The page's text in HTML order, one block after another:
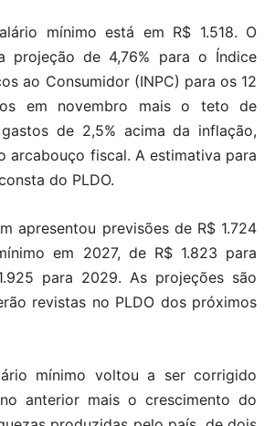
mínimo está em R$ 1.518. O
projeção de 4,76% para o Índice
ao Consumidor (INPC) para os 12
em novembro mais o teto de
de 2,5% acima da inflação,
arcabouço fiscal. A estimativa para
do PLDO.
apresentou previsões de R$ 1.724
em 2027, de R$ 1.823 para
para 2029. As projeções são
revistas no PLDO dos próximos
mínimo voltou a ser corrigido
anterior mais o crescimento do